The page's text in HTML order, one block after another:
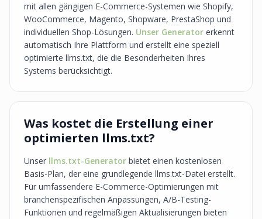
mit allen gängigen E-Commerce-Systemen wie Shopify,
WooCommerce, Magento, Shopware, PrestaShop und
individuellen Shop-Lösungen. Unser Generator erkennt
automatisch Ihre Plattform und erstellt eine speziell
optimierte llms.txt, die die Besonderheiten Ihres
Systems berücksichtigt.
Was kostet die Erstellung einer
optimierten llms.txt?
Unser llms.txt-Generator bietet einen kostenlosen
Basis-Plan, der eine grundlegende llms.txt-Datei erstellt.
Für umfassendere E-Commerce-Optimierungen mit
branchenspezifischen Anpassungen, A/B-Testing-
Funktionen und regelmäßigen Aktualisierungen bieten